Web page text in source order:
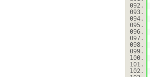
092.
093.
094.
095.
096.
097.
098.
099.
100.
101.
102.